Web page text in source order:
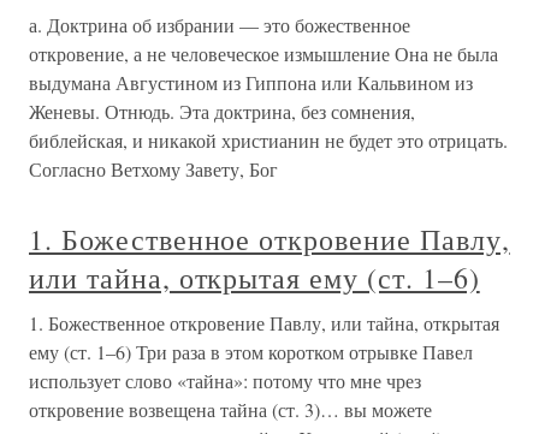
а. Доктрина об избрании — это божественное
откровение, а не человеческое измышление Она не была
выдумана Августином из Гиппона или Кальвином из
Женевы. Отнюдь. Эта доктрина, без сомнения,
библейская, и никакой христианин не будет это отрицать.
Согласно Ветхому Завету, Бог
1. Божественное откровение Павлу,
или тайна, открытая ему (ст. 1–6)
1. Божественное откровение Павлу, или тайна, открытая
ему (ст. 1–6) Три раза в этом коротком отрывке Павел
использует слово «тайна»: потому что мне чрез
откровение возвещена тайна (ст. 3)… вы можете